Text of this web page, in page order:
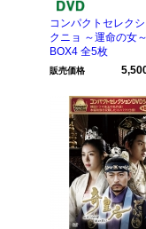
コンパクトセレク
クニョ ～運命の女
BOX4 全5枚
販売価格